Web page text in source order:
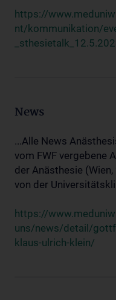
https://
nt/kommunikation/
News
...Alle News
vom FWF vergebene
der Anästhesie
von der
https://
uns/news/detail/
klaus-ulrich-klein/